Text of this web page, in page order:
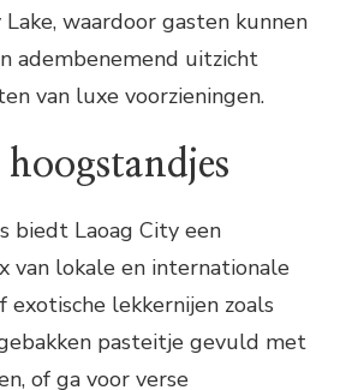
waardoor gasten kunnen
adembenemend uitzicht
van luxe voorzieningen.
biedt Laoag City een
van lokale en internationale
exotische lekkernijen zoals
pasteitje gevuld met
of ga voor verse